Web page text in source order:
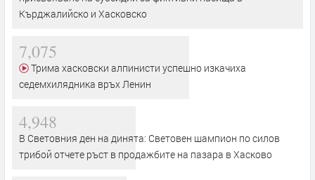
Кърджалийско и Хасковско
7,075
седемхилядника връх Ленин
4,948
В Световния ден на динята: Световен шампион по силов
трибой отчете ръст в продажбите на пазара в Хасково